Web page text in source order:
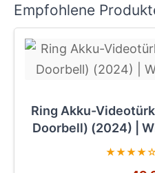
Empfohlene
Ring Akku-
Doorbell) (2024) |